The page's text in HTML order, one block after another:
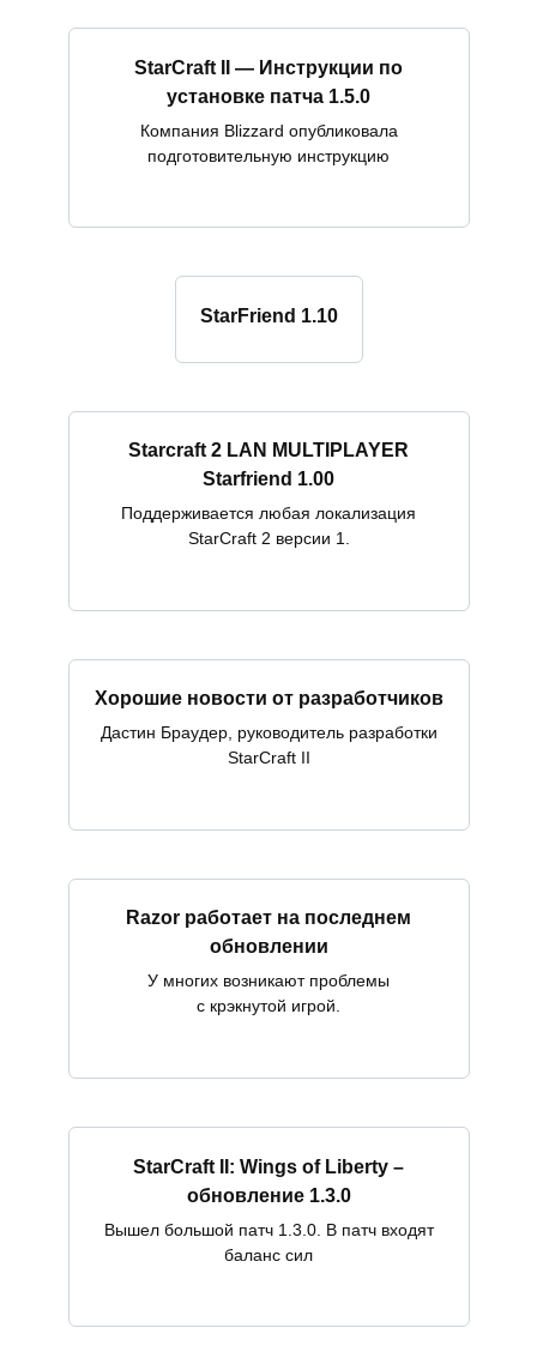
StarCraft II — Инструкции по
установке патча 1.5.0
Компания Blizzard опубликовала
подготовительную инструкцию
StarFriend 1.10
Starcraft 2 LAN MULTIPLAYER
Starfriend 1.00
Поддерживается любая локализация
StarCraft 2 версии 1.
Хорошие новости от разработчиков
Дастин Браудер, руководитель разработки
StarCraft II
Razor работает на последнем
обновлении
У многих возникают проблемы
с крэкнутой игрой.
StarCraft II: Wings of Liberty –
обновление 1.3.0
Вышел большой патч 1.3.0. В патч входят
баланс сил